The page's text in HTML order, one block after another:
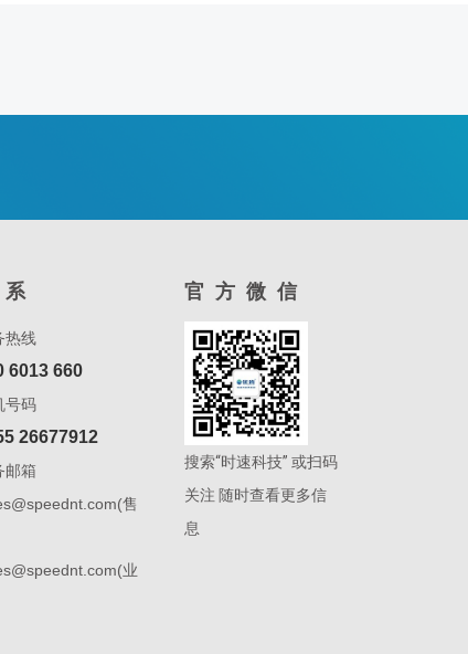
热线
6013 660
号码
26677912
邮箱
售
业
官方微信
搜索“时速科技” 或扫码
关注 随时查看更多信
息